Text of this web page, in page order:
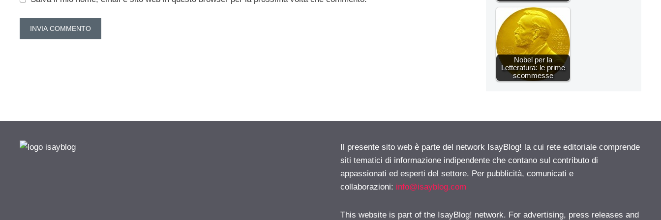
Nobel per la
Letteratura: le prime
scommesse
Il presente sito web è parte del network IsayBlog! la cui rete editoriale comprende
siti tematici di informazione indipendente che contano sul contributo di
appassionati ed esperti del settore. Per pubblicità, comunicati e
collaborazioni: info@isayblog.com
This website is part of the IsayBlog! network. For advertising, press releases and